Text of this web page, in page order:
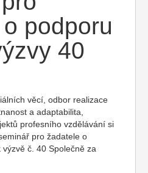
podporu
40
věcí, odbor realizace
a adaptabilita,
profesního vzdělávání si
pro žadatele o
č. 40 Společně za